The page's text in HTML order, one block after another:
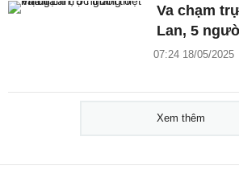
Va chạm
Lan, 5
07:24 18/05/2025
Xem thêm